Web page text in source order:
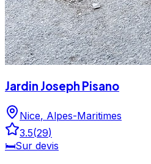
Jardin Joseph Pisano
Nice, Alpes-Maritimes
3.5(29)
🛏️Sur devis